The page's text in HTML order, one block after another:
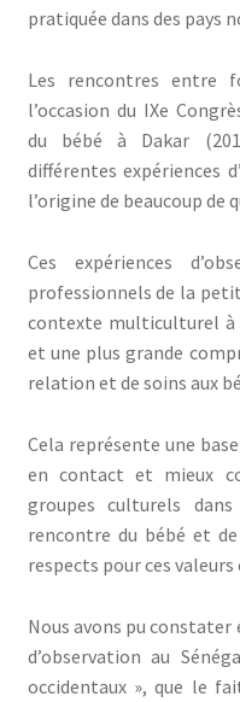
pratiquée dans des pays
Les rencontres entre
l’occasion du IXe
du bébé à Dakar
différentes expériences
l’origine de beaucoup
Ces expériences
professionnels de la
contexte multiculturel à
et une plus grande
relation et de soins aux
Cela représente une
en contact et mieux
groupes culturels
rencontre du bébé et
respects pour ces
Nous avons pu constater
d’observation au
occidentaux », que le